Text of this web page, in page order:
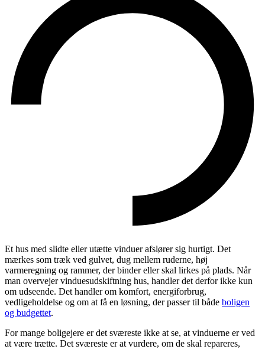
Et hus med slidte eller utætte vinduer afslører sig hurtigt. Det
mærkes som træk ved gulvet, dug mellem ruderne, høj
varmeregning og rammer, der binder eller skal lirkes på plads. Når
man overvejer vinduesudskiftning hus, handler det derfor ikke kun
om udseende. Det handler om komfort, energiforbrug,
vedligeholdelse og om at få en løsning, der passer til både boligen
og budgettet.
For mange boligejere er det sværeste ikke at se, at vinduerne er ved
at være trætte. Det sværeste er at vurdere, om de skal repareres,